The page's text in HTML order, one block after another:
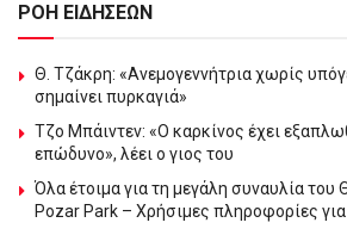
ΡΟΗ ΕΙΔΗΣΕΩΝ
Θ. Τζάκρη: «Ανεμογεννήτρια χωρίς
σημαίνει πυρκαγιά»
Τζο Μπάιντεν: «Ο καρκίνος έχει
επώδυνο», λέει ο γιος του
Όλα έτοιμα για τη μεγάλη συναυλία
Pozar Park – Χρήσιμες πληροφορίες για